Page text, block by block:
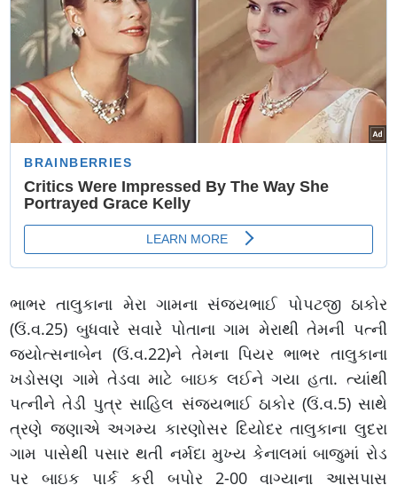
ભાભર તાલુકાના મેરા ગામના સંજયભાઈ પોપટજી ઠાકોર
(ઉં.વ.25) બુધવારે સવારે પોતાના ગામ મેરાથી તેમની પત્ની
જ્યોત્સનાબેન (ઉં.વ.22)ને તેમના પિયર ભાભર તાલુકાના
ખડોસણ ગામે તેડવા માટે બાઇક લઈને ગયા હતા. ત્યાંથી
પત્નીને તેડી પુત્ર સાહિલ સંજયભાઈ ઠાકોર (ઉં.વ.5) સાથે
ત્રણે જણાએ અગમ્ય કારણોસર દિયોદર તાલુકાના લુદરા
ગામ પાસેથી પસાર થતી નર્મદા મુખ્ય કેનાલમાં બાજુમાં રોડ
પર બાઇક પાર્ક કરી બપોર 2-00 વાગ્યાના આસપાસ